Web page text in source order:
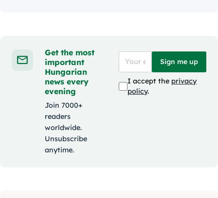
Get the most
important
Hungarian
news every
evening
Join 7000+
readers
worldwide.
Unsubscribe
anytime.
Sign me up
I accept the privacy
policy.